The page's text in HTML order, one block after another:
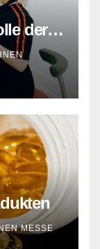
der
MESSE